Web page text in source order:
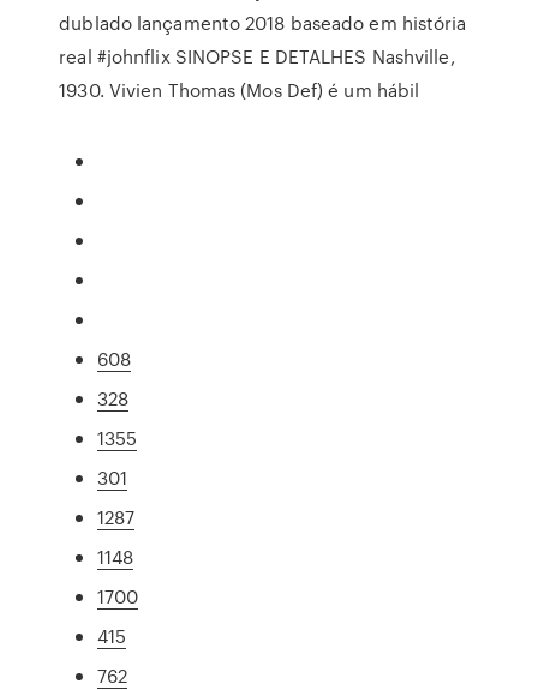
dublado lançamento 2018 baseado em história
real #johnflix SINOPSE E DETALHES Nashville,
1930. Vivien Thomas (Mos Def) é um hábil
608
328
1355
301
1287
1148
1700
415
762